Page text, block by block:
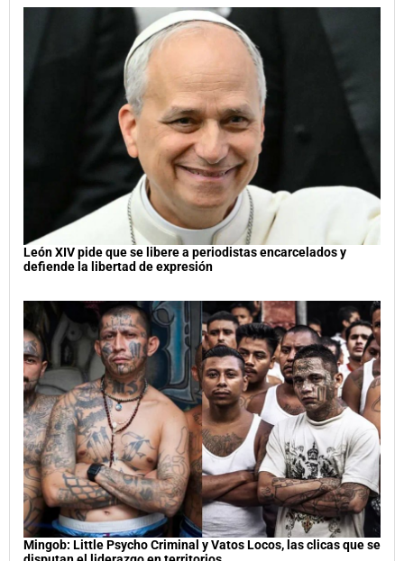
León XIV pide que se libere a periodistas encarcelados y
defiende la libertad de expresión
Mingob: Little Psycho Criminal y Vatos Locos, las clicas que se